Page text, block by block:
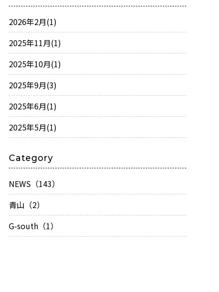
2026年2月(1)
2025年11月(1)
2025年10月(1)
2025年9月(3)
2025年6月(1)
2025年5月(1)
Category
NEWS（143）
青山（2）
G-south（1）